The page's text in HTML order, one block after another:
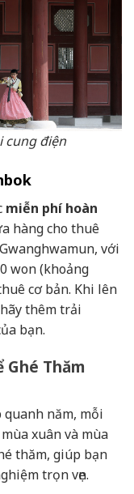
cung điện
miễn phí hoàn
hàng cho thuê
với
won (khoảng
cơ bản. Khi lên
thêm trải
bạn.
Thăm
quanh năm, mỗi
xuân và mùa
thăm, giúp bạn
trọn vẹn.